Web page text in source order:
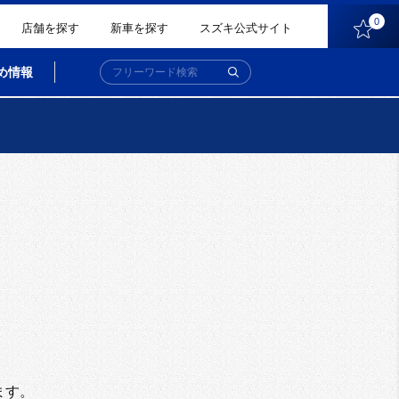
店舗を探す 新車を探す スズキ公式サイト 0
情報
す。